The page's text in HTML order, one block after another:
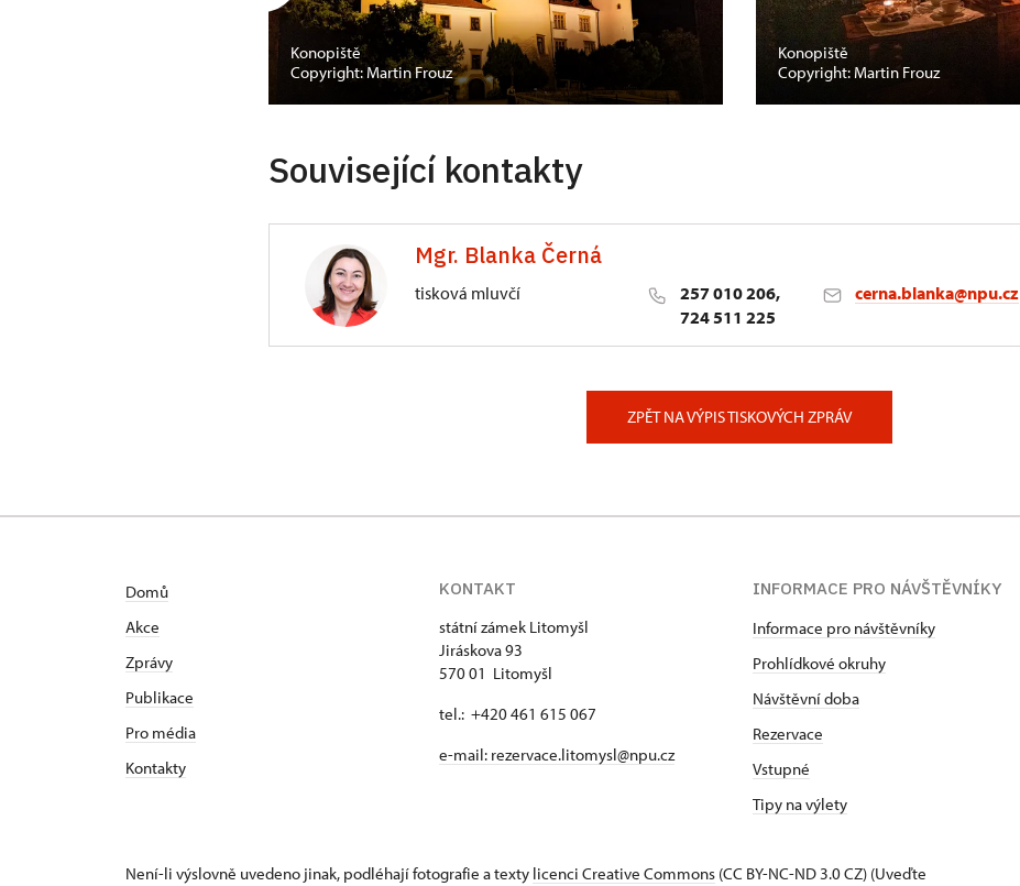
Konopiště
Copyright: Martin Frouz
Konopiště
Copyright: Martin Frouz
Související kontakty
Mgr. Blanka Černá
tisková mluvčí
257 010 206,
724 511 225
cerna.blanka@npu.cz
ZPĚT NA VÝPIS TISKOVÝCH ZPRÁV
Domů
Akce
Zprávy
Publikace
Pro média
Kontakty
KONTAKT
státní zámek Litomyšl
Jiráskova 93
570 01 Litomyšl
tel.: +420 461 615 067
e-mail: rezervace.litomysl@npu.cz
INFORMACE PRO NÁVŠTĚVNÍKY
Informace pro návštěvníky
Prohlídkové okruhy
Návštěvní doba
Rezervace
Vstupné
Tipy na výlety
Není-li výslovně uvedeno jinak, podléhají fotografie a texty licenci Creative Commons (CC BY-NC-ND 3.0 CZ) (Uveďte